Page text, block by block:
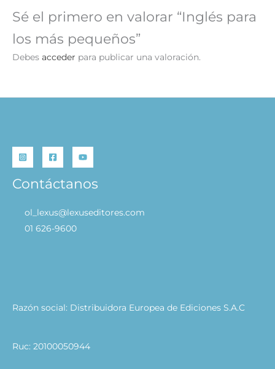
Sé el primero en valorar “Inglés para
los más pequeños”
Debes acceder para publicar una valoración.
Contáctanos
ol_lexus@lexuseditores.com
01 626-9600
Razón social: Distribuidora Europea de Ediciones S.A.C
Ruc: 20100050944